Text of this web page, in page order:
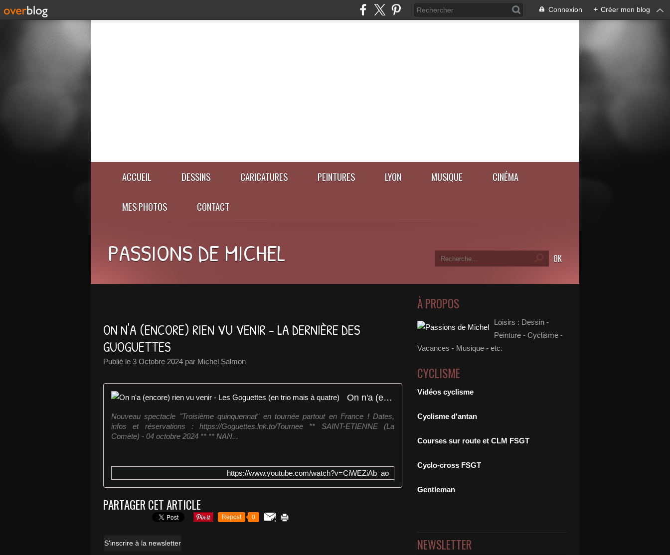
Connexion + Créer mon blog
ACCUEIL DESSINS CARICATURES PEINTURES LYON MUSIQUE CINÉMA
MES PHOTOS CONTACT
PASSIONS DE MICHEL
ON N'A (ENCORE) RIEN VU VENIR - LA DERNIÈRE DES
GUOGUETTES
Publié le 3 Octobre 2024 par Michel Salmon
On n'a (encore) rien vu venir - Les Goguettes (en trio mais à quatre)
Nouveau spectacle "Troisième quinquennat" en tournée partout en France ! Dates,
infos et réservations : https://Goguettes.lnk.to/Tournee ** SAINT-ETIENNE (La
Comète) - 04 octobre 2024 ** ** NAN...
https://www.youtube.com/watch?v=CiWEZiAb_ao
PARTAGER CET ARTICLE
Repost 0
S'inscrire à la newsletter
À PROPOS
Loisirs : Dessin -
Peinture - Cyclisme -
Vacances - Musique - etc.
CYCLISME
Vidéos cyclisme
Cyclisme d'antan
Courses sur route et CLM FSGT
Cyclo-cross FSGT
Gentleman
NEWSLETTER